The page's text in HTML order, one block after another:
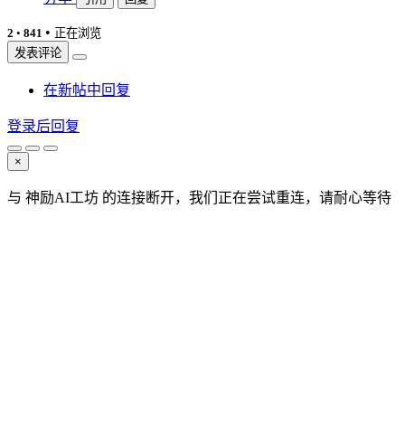
2 • 841 • 正在浏览
发表评论
在新帖中回复
登录后回复
×
与 神励AI工坊 的连接断开，我们正在尝试重连，请耐心等待